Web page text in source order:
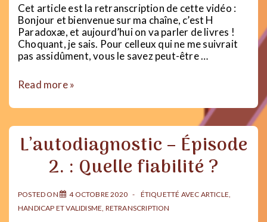
Cet article est la retranscription de cette vidéo :
Bonjour et bienvenue sur ma chaîne, c’est H
Paradoxæ, et aujourd’hui on va parler de livres !
Choquant, je sais. Pour celleux qui ne me suivrait
pas assidûment, vous le savez peut-être …
Des
LGBTI
pour
!
Read more »
L’autodiagnostic – Épisode
2. : Quelle fiabilité ?
POSTED ON 4 OCTOBRE 2020 ÉTIQUETTÉ AVEC ARTICLE,
HANDICAP ET VALIDISME, RETRANSCRIPTION